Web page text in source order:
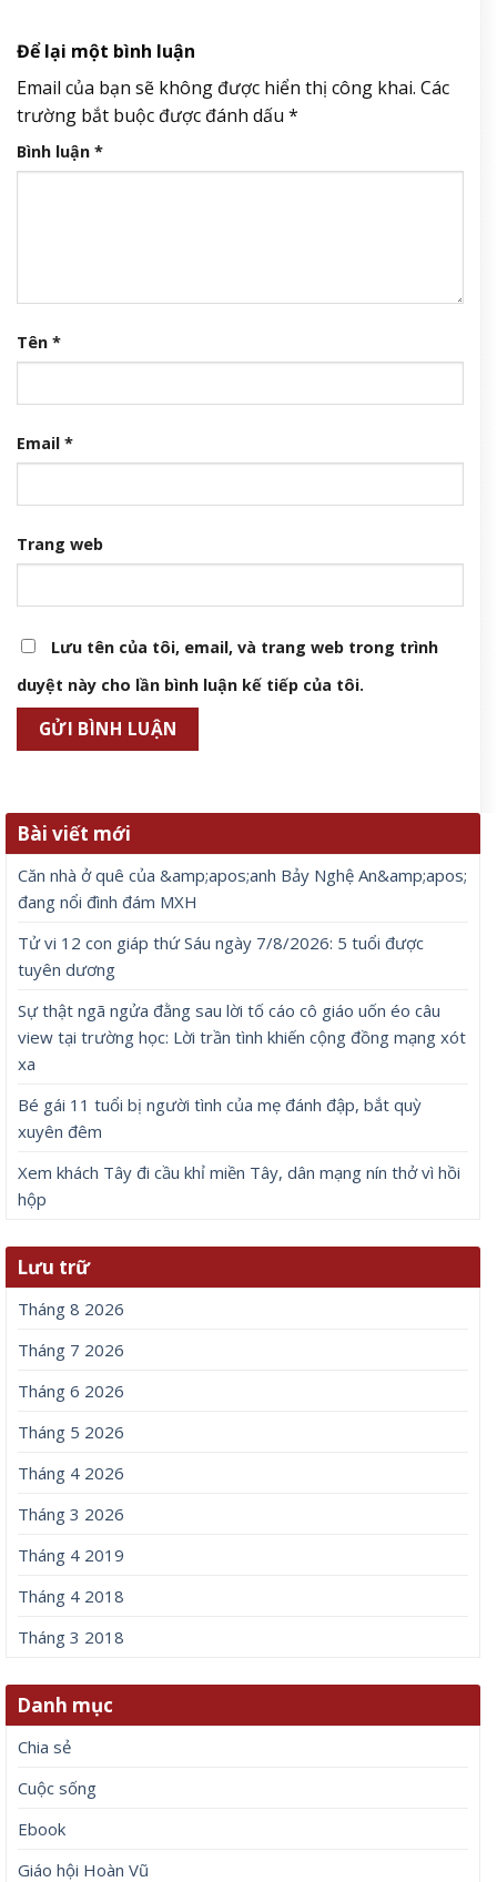
Để lại một bình luận
Email của bạn sẽ không được hiển thị công khai. Các
trường bắt buộc được đánh dấu *
Bình luận *
Tên *
Email *
Trang web
Lưu tên của tôi, email, và trang web trong trình
duyệt này cho lần bình luận kế tiếp của tôi.
Bài viết mới
Căn nhà ở quê của &amp;apos;anh Bảy Nghệ An&amp;apos;
đang nổi đình đám MXH
Tử vi 12 con giáp thứ Sáu ngày 7/8/2026: 5 tuổi được
tuyên dương
Sự thật ngã ngửa đằng sau lời tố cáo cô giáo uốn éo câu
view tại trường học: Lời trần tình khiến cộng đồng mạng xót
xa
Bé gái 11 tuổi bị người tình của mẹ đánh đập, bắt quỳ
xuyên đêm
Xem khách Tây đi cầu khỉ miền Tây, dân mạng nín thở vì hồi
hộp
Lưu trữ
Tháng 8 2026
Tháng 7 2026
Tháng 6 2026
Tháng 5 2026
Tháng 4 2026
Tháng 3 2026
Tháng 4 2019
Tháng 4 2018
Tháng 3 2018
Danh mục
Chia sẻ
Cuộc sống
Ebook
Giáo hội Hoàn Vũ